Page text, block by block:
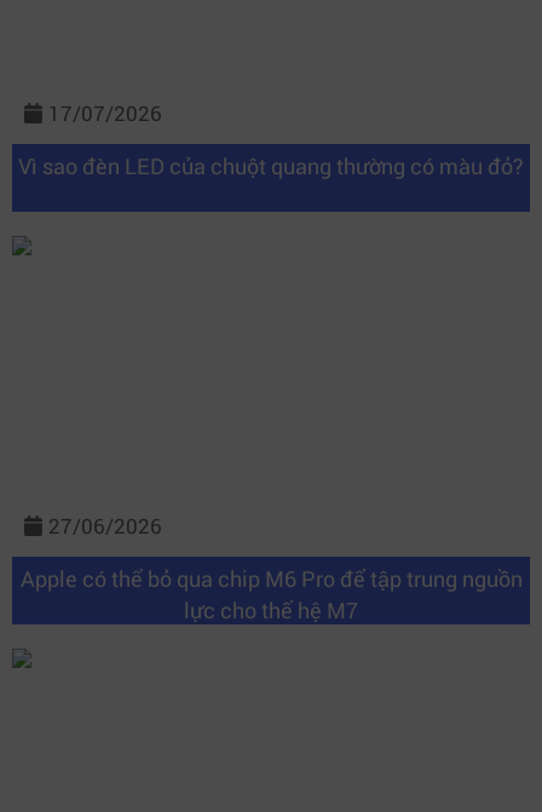
17/07/2026
Vì sao đèn LED của chuột quang thường có màu đỏ?
27/06/2026
Apple có thể bỏ qua chip M6 Pro để tập trung nguồn
lực cho thế hệ M7